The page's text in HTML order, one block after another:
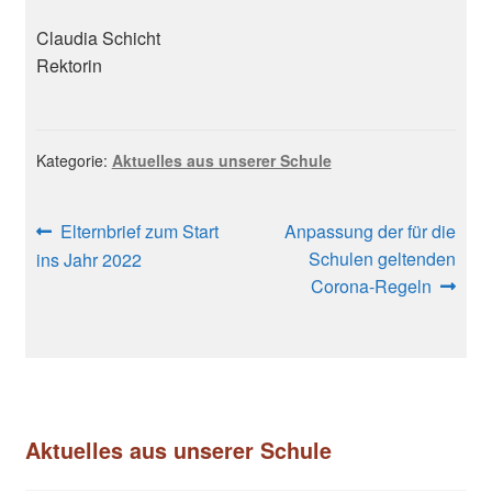
Claudia Schicht
Rektorin
Kategorie: Aktuelles aus unserer Schule
Beitragsnavigation
Vorheriger
Beitrag:
Elternbrief zum Start
ins Jahr 2022
Nächster
Beitrag:
Anpassung der für die
Schulen geltenden
Corona-Regeln
Aktuelles aus unserer Schule